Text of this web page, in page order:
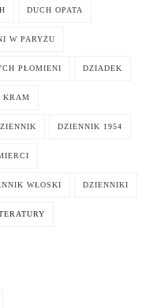
DUCH OPATA
W PARYŻU
PŁOMIENI DZIADEK
KRAM
DZIENNIK 1954
WŁOSKI DZIENNIKI